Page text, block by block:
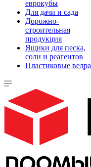
еврокубы
Для дачи и сада
Дорожно-
строительная
продукция
Ящики для песка,
соли и реагентов
Пластиковые ведра